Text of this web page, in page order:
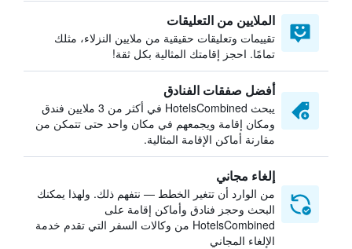
الملايين من التعليقات
تقييمات وتعليقات حقيقية من ملايين النزلاء، مثلك
تمامًا. احجز إقامتك المثالية بكل ثقة!
أفضل صفقات الفنادق
يبحث HotelsCombined في أكثر من 3 ملايين فندق
ومكان إقامة ويجمعهم في مكان واحد حتى تتمكن من
مقارنة أماكن الإقامة المثالية.
إلغاء مجاني
من الوارد أن تتغير الخطط — نتفهم ذلك. ولهذا يمكنك
البحث وحجز فنادق وأماكن إقامة على
HotelsCombined من وكالات السفر التي تقدم خدمة
الإلغاء المجاني